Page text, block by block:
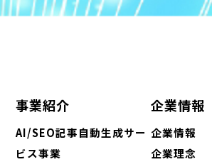
事業紹介
AI/SEO記事自動生成サー
ビス事業
企業情報
企業情報
企業理念